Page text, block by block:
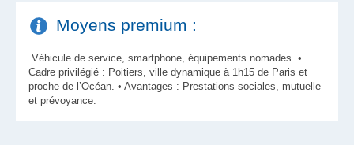
Moyens premium :
Véhicule de service, smartphone, équipements nomades. •
Cadre privilégié : Poitiers, ville dynamique à 1h15 de Paris et
proche de l’Océan. • Avantages : Prestations sociales, mutuelle
et prévoyance.